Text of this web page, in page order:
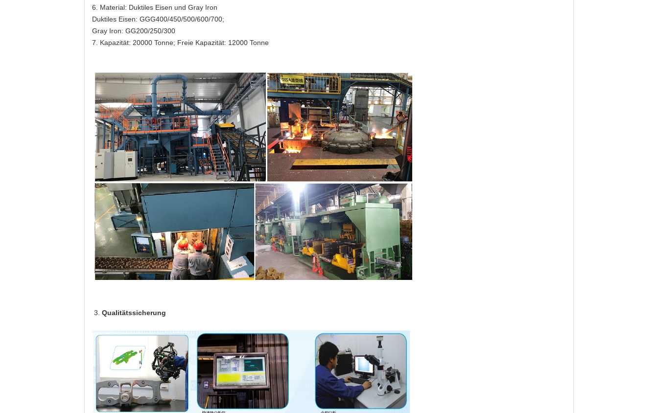
6. Material: Duktiles Eisen und Gray Iron
Duktiles Eisen: GGG400/450/500/600/700;
Gray Iron: GG200/250/300
7. Kapazität: 20000 Tonne; Freie Kapazität: 12000 Tonne
3. Qualitätssicherung